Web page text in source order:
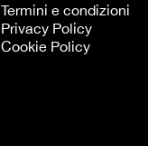
Termini e condizioni
Privacy Policy
Cookie Policy